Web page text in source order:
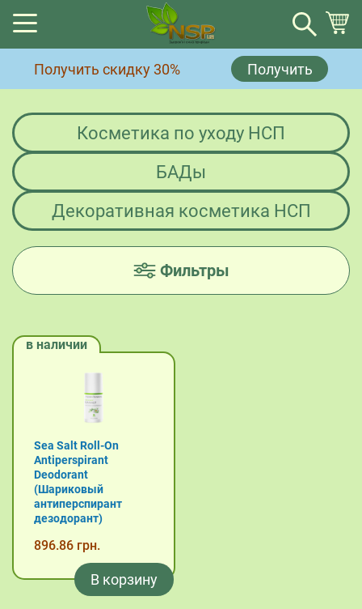
Получить скидку 30% Получить
Косметика по уходу НСП
БАДы
Декоративная косметика НСП
Фильтры
в наличии
Sea Salt Roll-On
Antiperspirant
Deodorant
(Шариковый
антиперспирант
дезодорант)
896.86 грн.
В корзину
Корзина
Корзина пуста.